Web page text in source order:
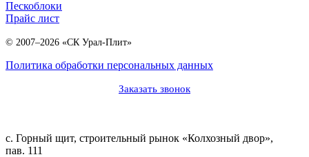
Пескоблоки
Прайс лист
© 2007–2026 «СК Урал-Плит»
Политика обработки персональных данных
Заказать звонок
с. Горный щит, cтроительный рынок «Колхозный двор»,
пав. 111